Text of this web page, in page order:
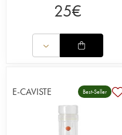
25€
E-CAVISTE Best-Seller